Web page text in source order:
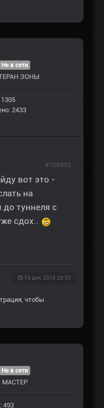
Не в сети
ЗOНЫ
2433
вот это -
на
туннеля с
сдох..
19 дек 2015 20:53
#180493
, чтобы
Не в сети
МАСТЕР
493